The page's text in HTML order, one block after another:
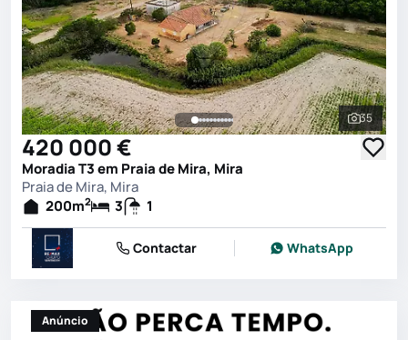
Ver
35
420 000 €
Moradia T3 em Praia de Mira, Mira
Praia de Mira, Mira
200m2 3 1
Contactar WhatsApp
Anúncio